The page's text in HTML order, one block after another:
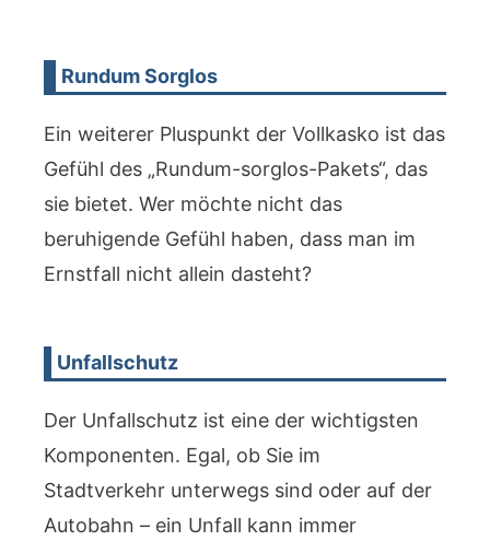
Rundum Sorglos
Ein weiterer Pluspunkt der Vollkasko ist das
Gefühl des „Rundum-sorglos-Pakets“, das
sie bietet. Wer möchte nicht das
beruhigende Gefühl haben, dass man im
Ernstfall nicht allein dasteht?
Unfallschutz
Der Unfallschutz ist eine der wichtigsten
Komponenten. Egal, ob Sie im
Stadtverkehr unterwegs sind oder auf der
Autobahn – ein Unfall kann immer